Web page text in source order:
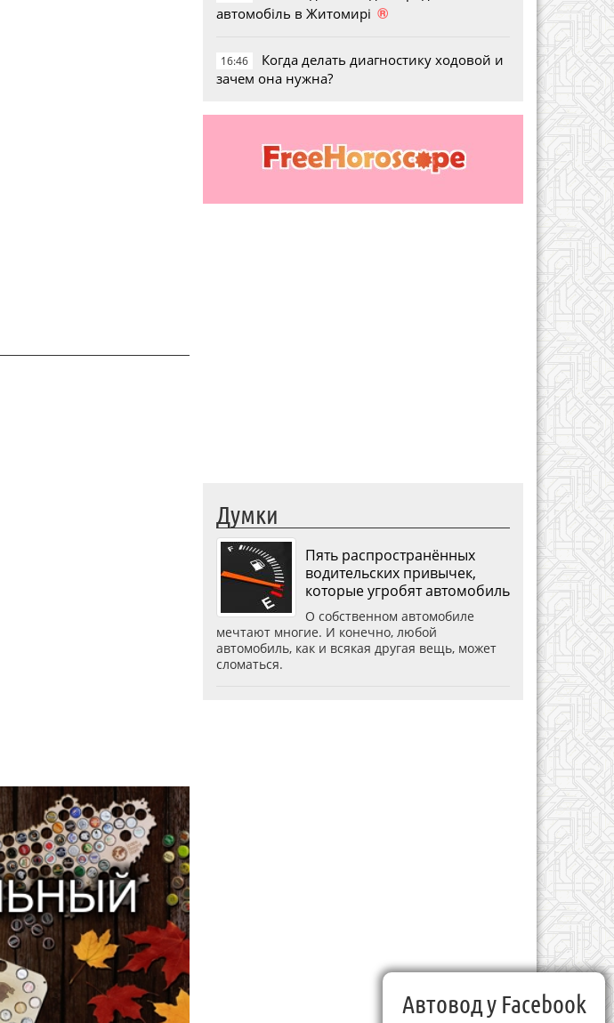
автомобіль в Житомирі ®
16:46
Когда делать диагностику ходовой и
зачем она нужна?
Думки
Пять распространённых
водительских привычек,
которые угробят автомобиль
О собственном автомобиле
мечтают многие. И конечно, любой
автомобиль, как и всякая другая вещь, может
сломаться.
Автовод у Facebook